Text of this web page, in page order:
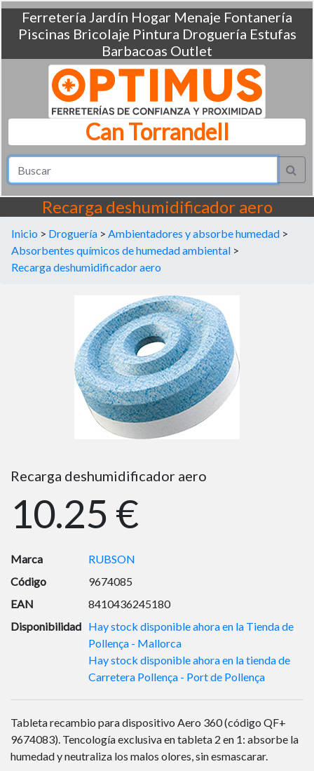
Ferretería Jardín Hogar Menaje Fontanería
Piscinas Bricolaje Pintura Droguería Estufas
Barbacoas Outlet
Can Torrandell
Recarga deshumidificador aero
Inicio > Droguería > Ambientadores y absorbe humedad >
Absorbentes químicos de humedad ambiental >
Recarga deshumidificador aero
Recarga deshumidificador aero
10.25 €
Marca
RUBSON
Código
9674085
EAN
8410436245180
Disponibilidad Hay stock disponible ahora en la Tienda de
Pollença - Mallorca
Hay stock disponible ahora en la tienda de
Carretera Pollença - Port de Pollença
Tableta recambio para dispositivo Aero 360 (código QF+
9674083). Tencología exclusiva en tableta 2 en 1: absorbe la
humedad y neutraliza los malos olores, sin esmascarar.